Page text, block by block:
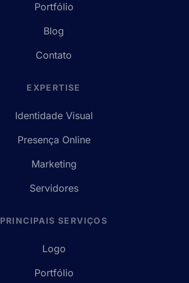
Portfólio
Blog
Contato
EXPERTISE
Identidade Visual
Presença Online
Marketing
Servidores
PRINCIPAIS SERVIÇOS
Logo
Portfólio